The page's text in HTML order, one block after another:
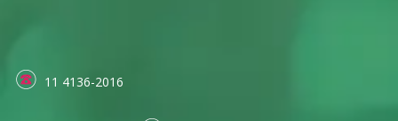
11 4136-2016